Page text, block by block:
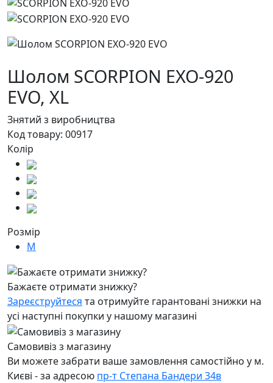
Шолом SCORPION EXO-920
EVO, XL
Знятий з виробництва
Код товару: 00917
Колір
Розмір
M
Бажаєте отримати знижку?
Зареєструйтеся та отримуйте гарантовані знижки на
усі наступні покупки у нашому магазині
Самовивіз з магазину
Ви можете забрати ваше замовлення самостійно у м.
Києві - за адресою пр-т Степана Бандери 34в